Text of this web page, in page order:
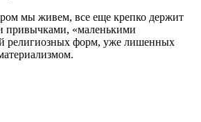
мы живем, все еще крепко держит
привычками, «маленькими
религиозных форм, уже лишенных